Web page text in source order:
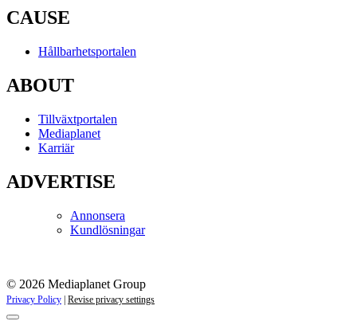
CAUSE
Hållbarhetsportalen
ABOUT
Tillväxtportalen
Mediaplanet
Karriär
ADVERTISE
Annonsera
Kundlösningar
© 2026 Mediaplanet Group
Privacy Policy | Revise privacy settings